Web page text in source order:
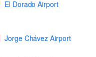
El Dorado Airport
Jorge Chávez Airport